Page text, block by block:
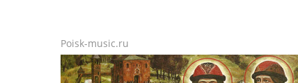
Poisk-music.ru